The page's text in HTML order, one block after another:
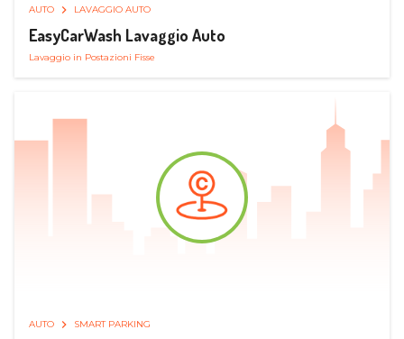
AUTO LAVAGGIO AUTO
EasyCarWash Lavaggio Auto
Lavaggio in Postazioni Fisse
AUTO SMART PARKING